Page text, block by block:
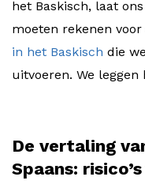
het Baskisch, laat
moeten rekenen
in het Baskisch die
uitvoeren. We
De vertaling
Spaans: